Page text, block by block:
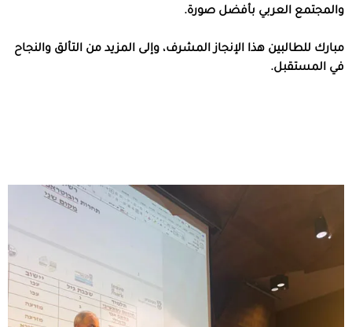
والمجتمع العربي بأفضل صورة.
مبارك للطالبين هذا الإنجاز المشرف، وإلى المزيد من التألق والنجاح
في المستقبل.